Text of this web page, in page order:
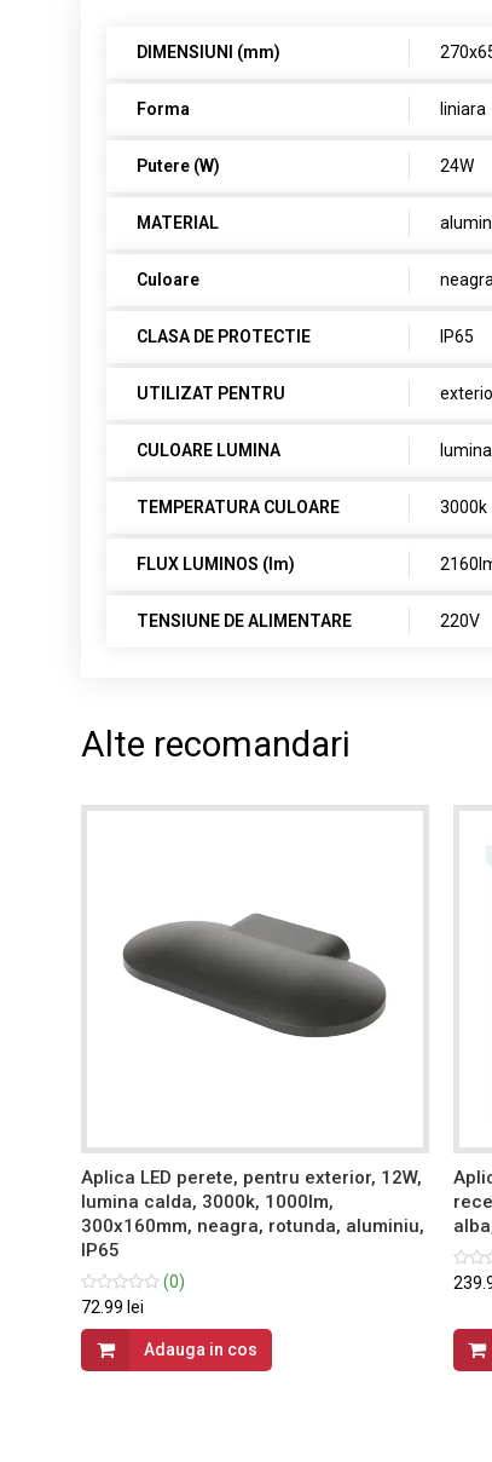
DIMENSIUNI (mm)
Forma liniara
Putere (W) 24W
MATERIAL
Culoare neagra
CLASA DE PROTECTIE IP65
UTILIZAT PENTRU
CULOARE LUMINA
TEMPERATURA CULOARE 3000k
FLUX LUMINOS (lm)
TENSIUNE DE ALIMENTARE 220V
Alte recomandari
Aplica LED perete, pentru exterior, 12W,
lumina calda, 3000k, 1000lm,
300x160mm, neagra, rotunda, aluminiu,
IP65
(0)
72.99 lei
Adauga in cos